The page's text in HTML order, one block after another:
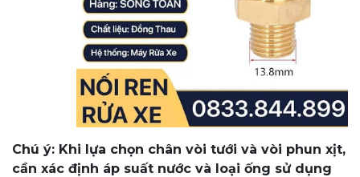
Chú ý: Khi lựa chọn chân vòi tưới và vòi phun xịt,
cần xác định áp suất nước và loại ống sử dụng